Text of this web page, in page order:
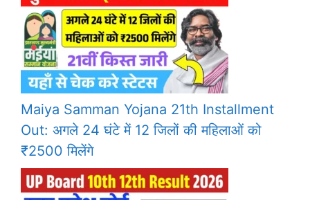
Maiya Samman Yojana 21th Installment
Out: अगले 24 घंटे में 12 जिलों की महिलाओं को
₹2500 मिलेंगे